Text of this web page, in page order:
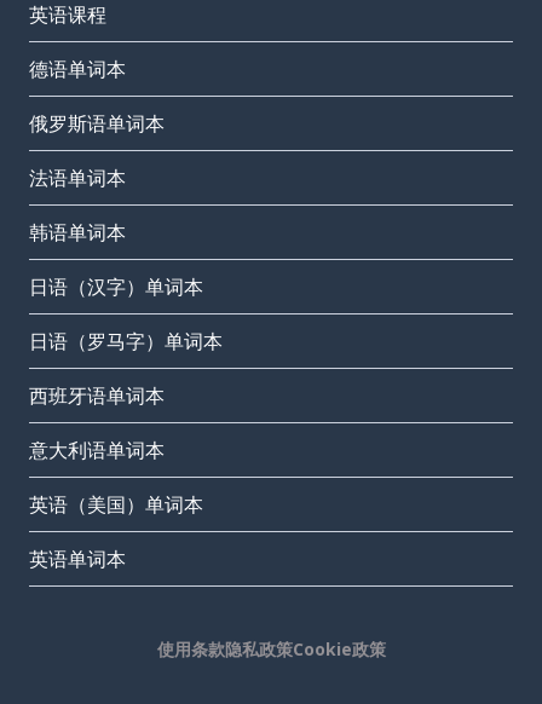
英语课程
德语单词本
俄罗斯语单词本
法语单词本
韩语单词本
日语（汉字）单词本
日语（罗马字）单词本
西班牙语单词本
意大利语单词本
英语（美国）单词本
英语单词本
使用条款隐私政策Cookie政策